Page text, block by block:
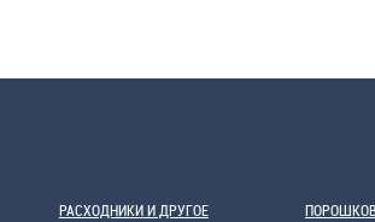
РАСХОДНИКИ И ДРУГОЕ